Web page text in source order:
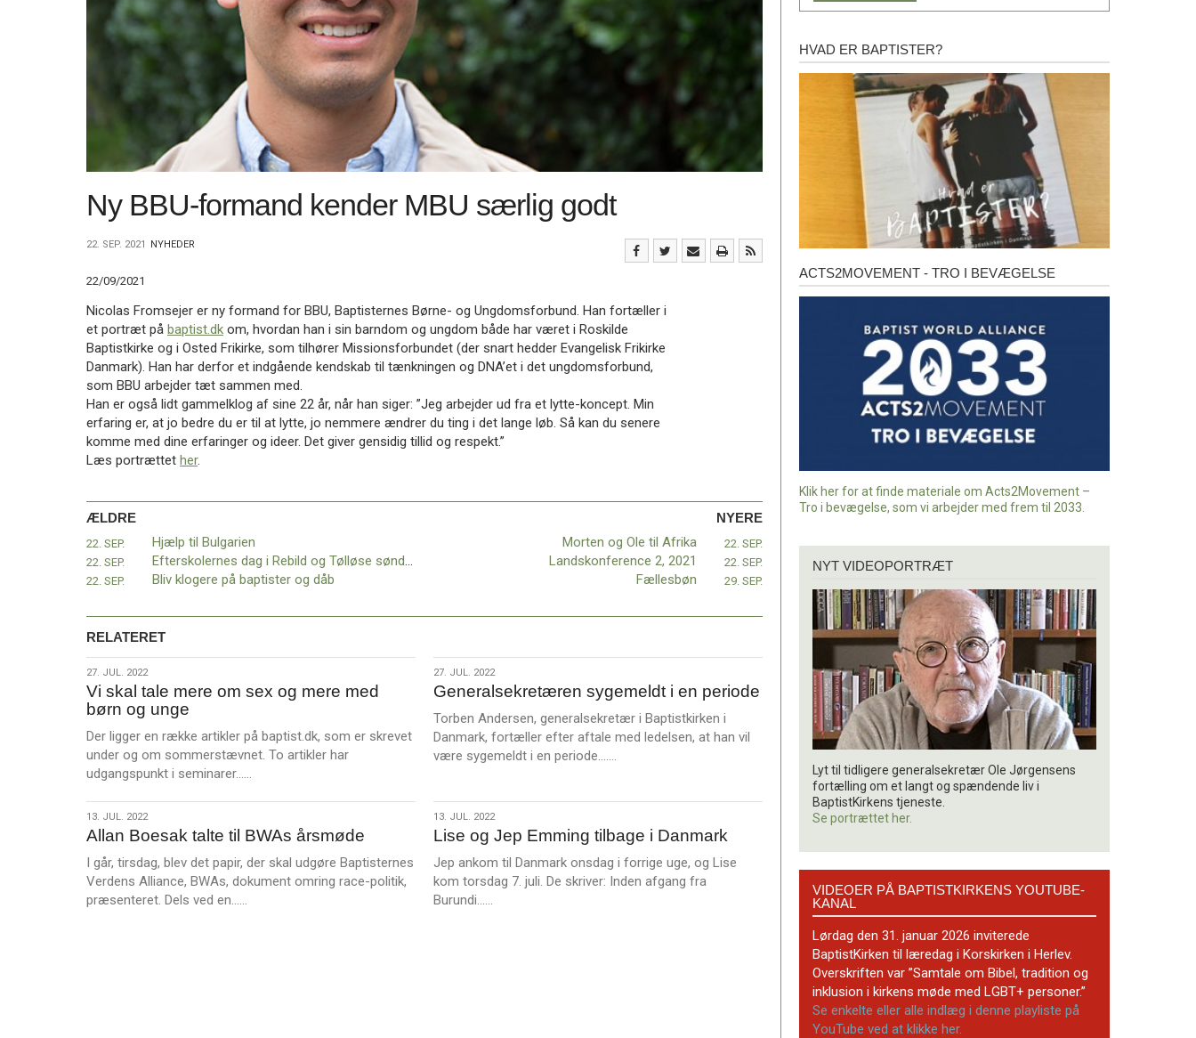
Ny BBU-formand kender MBU særlig godt
22. SEP. 2021 NYHEDER
22/09/2021
Nicolas Fromsejer er ny formand for BBU, Baptisternes Børne- og Ungdomsforbund. Han fortæller i
et portræt på baptist.dk om, hvordan han i sin barndom og ungdom både har været i Roskilde
Baptistkirke og i Osted Frikirke, som tilhører Missionsforbundet (der snart hedder Evangelisk Frikirke
Danmark). Han har derfor et indgående kendskab til tænkningen og DNA’et i det ungdomsforbund,
som BBU arbejder tæt sammen med.
Han er også lidt gammelklog af sine 22 år, når han siger: ”Jeg arbejder ud fra et lytte-koncept. Min
erfaring er, at jo bedre du er til at lytte, jo nemmere ændrer du ting i det lange løb. Så kan du senere
komme med dine erfaringer og ideer. Det giver gensidig tillid og respekt.”
Læs portrættet her.
ÆLDRE
22. SEP. Hjælp til Bulgarien
22. SEP. Efterskolernes dag i Rebild og Tølløse søndag 26. september
22. SEP. Bliv klogere på baptister og dåb
NYERE
Morten og Ole til Afrika 22. SEP.
Landskonference 2, 2021 22. SEP.
Fællesbøn 29. SEP.
RELATERET
27.
jul.
2022
27. JUL. 2022
Vi skal tale mere om sex og mere med
børn og unge
Der ligger en række artikler på baptist.dk, som er skrevet
under og om sommerstævnet. To artikler har
udgangspunkt i seminarer……
m
r
e
27.
jul.
2022
27. JUL. 2022
Generalsekretæren sygemeldt i en periode
Torben Andersen, generalsekretær i Baptistkirken i
Danmark, fortæller efter aftale med ledelsen, at han vil
være sygemeldt i en periode.……
e
e
13.
jul.
2022
13. JUL. 2022
Allan Boesak talte til BWAs årsmøde
I går, tirsdag, blev det papir, der skal udgøre Baptisternes
Verdens Alliance, BWAs, dokument omring race-politik,
præsenteret. Dels ved en……
13.
jul.
2022
13. JUL. 2022
Lise og Jep Emming tilbage i Danmark
Jep ankom til Danmark onsdag i forrige uge, og Lise
kom torsdag 7. juli. De skriver: Inden afgang fra
Burundi……
Hvad
er
baptister?
HVAD ER BAPTISTER?
Acts2Movement
ACTS2MOVEMENT - TRO I BEVÆGELSE
Klik her for at finde materiale om Acts2Movement –
Tro i bevægelse, som vi arbejder med frem til 2033.
videoportræt
NYT VIDEOPORTRÆT
Lyt til tidligere generalsekretær Ole Jørgensens
fortælling om et langt og spændende liv i
BaptistKirkens tjeneste.
Se portrættet her.
BaptistKirkens
YouTube-
kanal
VIDEOER PÅ BAPTISTKIRKENS YOUTUBE-
KANAL
Lørdag den 31. januar 2026 inviterede
BaptistKirken til læredag i Korskirken i Herlev.
Overskriften var ”Samtale om Bibel, tradition og
inklusion i kirkens møde med LGBT+ personer.”
Se enkelte eller alle indlæg i denne playliste på
YouTube ved at klikke her.